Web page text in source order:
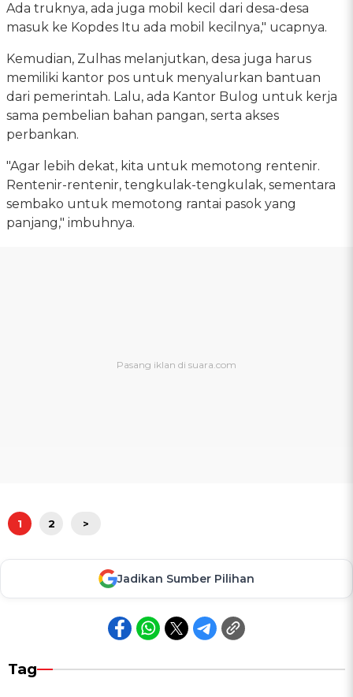
Ada truknya, ada juga mobil kecil dari desa-desa
masuk ke Kopdes Itu ada mobil kecilnya," ucapnya.
Kemudian, Zulhas melanjutkan, desa juga harus
memiliki kantor pos untuk menyalurkan bantuan
dari pemerintah. Lalu, ada Kantor Bulog untuk kerja
sama pembelian bahan pangan, serta akses
perbankan.
"Agar lebih dekat, kita untuk memotong rentenir.
Rentenir-rentenir, tengkulak-tengkulak, sementara
sembako untuk memotong rantai pasok yang
panjang," imbuhnya.
1 2 >
Jadikan Sumber Pilihan
Tag